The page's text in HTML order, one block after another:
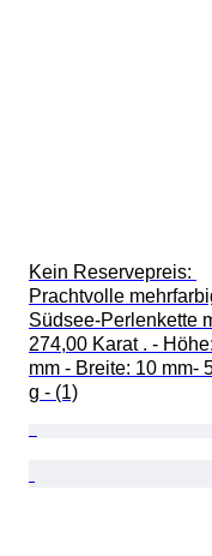
Kein Reservepreis:
Prachtvolle
Südsee-Perlenkette
274,00 Karat . -
mm - Breite: 10 mm-
g - (1)